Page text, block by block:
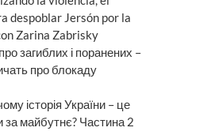
despoblar Jersón por la
Zarina Zabrisky
загиблих і поранених –
про блокаду
історія України – це
за майбутнє? Частина 2